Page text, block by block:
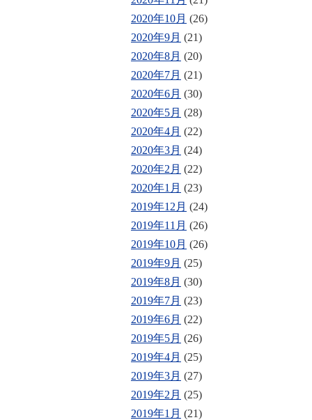
2020年10月 (26)
2020年9月 (21)
2020年8月 (20)
2020年7月 (21)
2020年6月 (30)
2020年5月 (28)
2020年4月 (22)
2020年3月 (24)
2020年2月 (22)
2020年1月 (23)
2019年12月 (24)
2019年11月 (26)
2019年10月 (26)
2019年9月 (25)
2019年8月 (30)
2019年7月 (23)
2019年6月 (22)
2019年5月 (26)
2019年4月 (25)
2019年3月 (27)
2019年2月 (25)
2019年1月 (21)